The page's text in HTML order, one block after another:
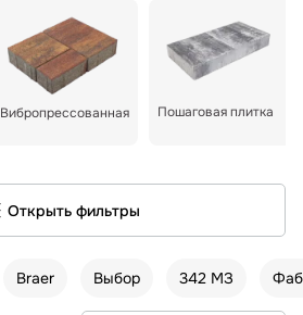
Вибропрессованная Пошаговая плитка
Открыть фильтры
Braer Выбор 342 МЗ